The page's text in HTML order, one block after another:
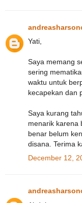
Yati,
Saya memang
sering
waktu untuk
kecapekan dan
Saya kurang
menarik karena
benar belum
disana. Terima
December 12,